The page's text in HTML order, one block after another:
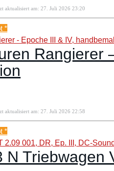
aktualisiert am: 27. Juli 2026 23:20
*
Rangierer
aktualisiert am: 27. Juli 2026 22:58
*
N Triebwagen